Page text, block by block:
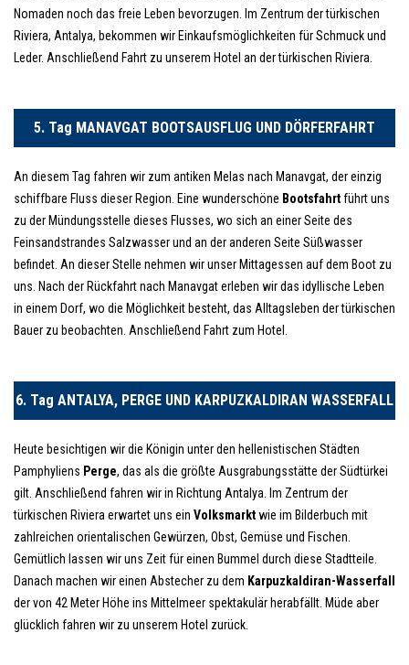
Nomaden noch das freie Leben bevorzugen. Im Zentrum der türkischen
Riviera, Antalya, bekommen wir Einkaufsmöglichkeiten für Schmuck und
Leder. Anschließend Fahrt zu unserem Hotel an der türkischen Riviera.
5. Tag MANAVGAT BOOTSAUSFLUG UND DÖRFERFAHRT
An diesem Tag fahren wir zum antiken Melas nach Manavgat, der einzig
schiffbare Fluss dieser Region. Eine wunderschöne Bootsfahrtführt uns
zu der Mündungsstelle dieses Flusses, wo sich an einer Seite des
Feinsandstrandes Salzwasser und an der anderen Seite Süßwasser
befindet. An dieser Stelle nehmen wir unser Mittagessen auf dem Boot zu
uns. Nach der Rückfahrt nach Manavgat erleben wir das idyllische Leben
in einem Dorf, wo die Möglichkeit besteht, das Alltagsleben der türkischen
Bauer zu beobachten. Anschließend Fahrt zum Hotel.
6. Tag ANTALYA, PERGE UND KARPUZKALDIRAN WASSERFALL
Heute besichtigen wir die Königin unter den hellenistischen Städten
Pamphyliens Perge, das als die größte Ausgrabungsstätte der Südtürkei
gilt. Anschließend fahren wir in Richtung Antalya. Im Zentrum der
türkischen Riviera erwartet uns ein Volksmarktwie im Bilderbuch mit
zahlreichen orientalischen Gewürzen, Obst, Gemüse und Fischen.
Gemütlich lassen wir uns Zeit für einen Bummel durch diese Stadtteile.
Danach machen wir einen Abstecher zu dem Karpuzkaldiran-Wasserfall
der von 42 Meter Höhe ins Mittelmeer spektakulär herabfällt. Müde aber
glücklich fahren wir zu unserem Hotel zurück.